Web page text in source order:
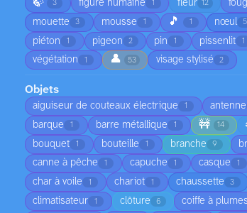
3 figure humaine 1 fleur 12
mouette 3 mousse 1 🎵 1 nœul 5
piéton 1 pigeon 2 pin 1 pissenlit 1
végétation 1 👤 53 visage stylisé 2
Objets
aiguiseur de couteaux électrique 1 antenne
barque 1 barre métallique 1 🚧 14
bouquet 1 bouteille 1 branche 9
canne à pêche 1 capuche 1 casque 1
char à voile 1 chariot 1 chaussette 3
climatisateur 1 clôture 6 coiffe à